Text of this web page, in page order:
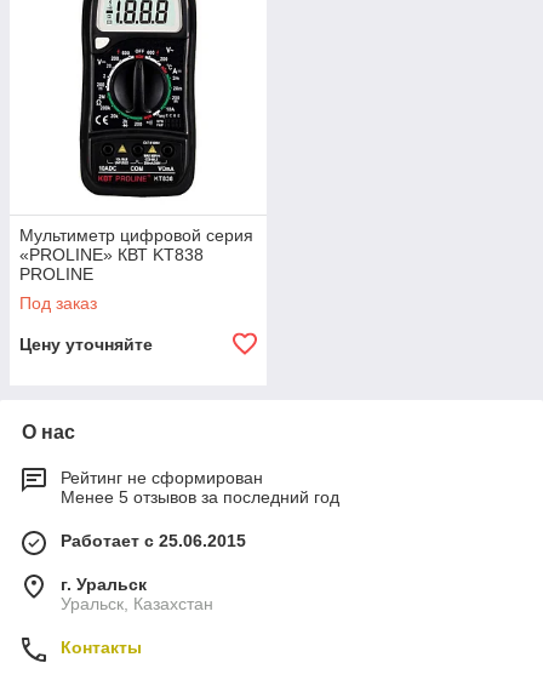
Мультиметр цифровой серия
«PROLINE» КВТ KT838
PROLINE
Под заказ
Цену уточняйте
О нас
Рейтинг не сформирован
Менее 5 отзывов за последний год
Работает с 25.06.2015
г. Уральск
Уральск, Казахстан
Контакты